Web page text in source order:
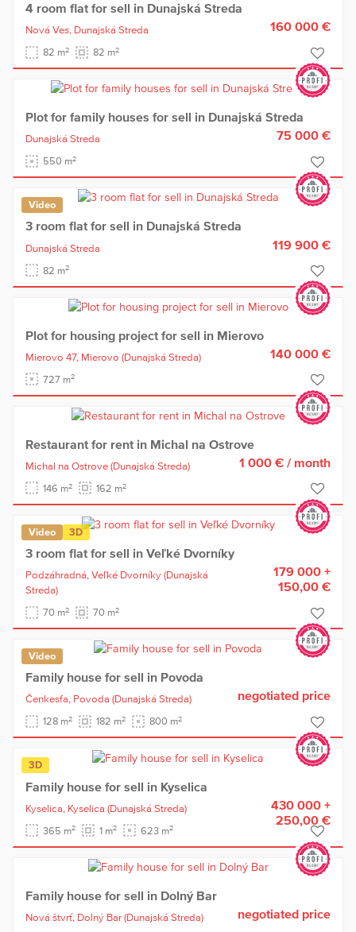
4 room flat for sell in Dunajská Streda
Nová Ves, Dunajská Streda
82 m2 82 m2
160 000 €
Plot for family houses for sell in Dunajská Streda
Dunajská Streda
550 m2
75 000 €
Video
3 room flat for sell in Dunajská Streda
Dunajská Streda
82 m2
119 900 €
Plot for housing project for sell in Mierovo
Mierovo 47, Mierovo (Dunajská Streda)
727 m2
140 000 €
Restaurant for rent in Michal na Ostrove
Michal na Ostrove (Dunajská Streda)
146 m2 162 m2
1 000 € / month
Video 3D
3 room flat for sell in Veľké Dvorníky
Podzáhradná, Veľké Dvorníky (Dunajská
Streda)
70 m2 70 m2
179 000 +
150,00 €
Video
Family house for sell in Povoda
Čenkesfa, Povoda (Dunajská Streda)
128 m2 182 m2 800 m2
negotiated price
3D
Family house for sell in Kyselica
Kyselica, Kyselica (Dunajská Streda)
365 m2 1 m2 623 m2
430 000 +
250,00 €
Family house for sell in Dolný Bar
Nová štvrť, Dolný Bar (Dunajská Streda)
negotiated price